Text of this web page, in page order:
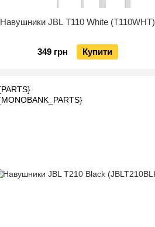
Навушники JBL T110 White (T110WHT)
349 грн Купити